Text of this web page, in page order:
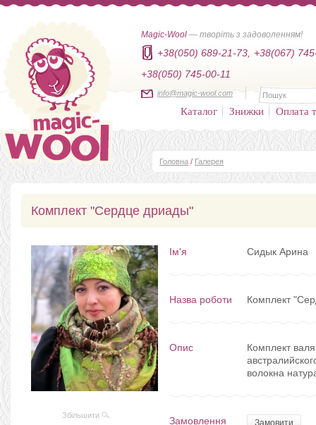
Magic-Wool — творіть з задоволенням!
+38(050) 689-21-73,
+38(067)
+38(050) 745-00-11
info@magic-wool.com
Каталог Знижки Оплата
Головна / Галерея
Комплект "Сердце дриады"
Збільшити
Ім'я Сидык Арина
Назва роботи Комплект
Опис
Комплект
волокна
Замовлення Замовити